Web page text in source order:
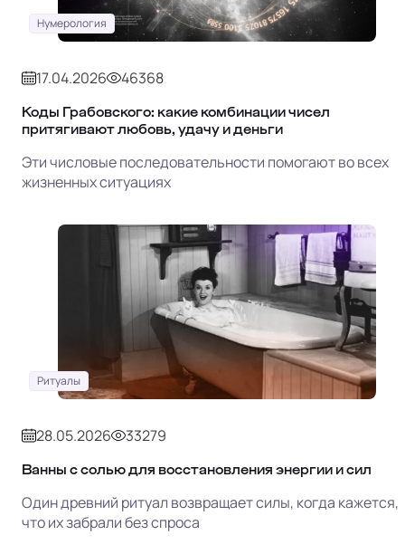
Нумерология
17.04.2026 46368
Коды Грабовского: какие комбинации чисел
притягивают любовь, удачу и деньги
Эти числовые последовательности помогают во всех
жизненных ситуациях
Ритуалы
28.05.2026 33279
Ванны с солью для восстановления энергии и сил
Один древний ритуал возвращает силы, когда кажется,
что их забрали без спроса